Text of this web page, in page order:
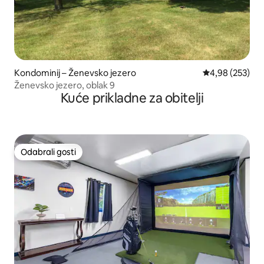
Kondominij – Ženevsko jezero Prosječna
4,98 (253)
Ženevsko jezero, oblak 9
Kuće prikladne za obitelji
Odabrali gosti
Odabrali gosti